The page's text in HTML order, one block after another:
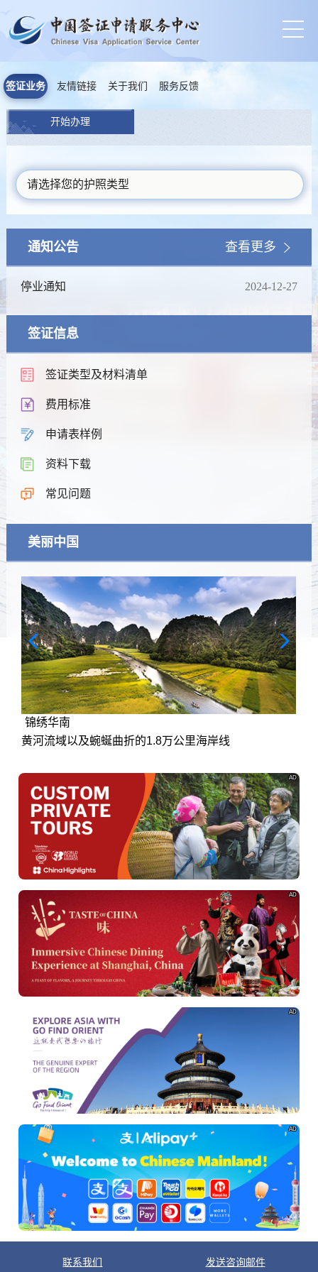
签证业务 友情链接 关于我们 服务反馈
开始办理
请选择您的护照类型
通知公告 查看更多
停业通知 2024-12-27
签证信息
签证类型及材料清单
费用标准
申请表样例
资料下载
常见问题
美丽中国
锦绣华南
黄河流域以及蜿蜒曲折的1.8万公里海岸线
AD
AD
AD
AD
联系我们 发送咨询邮件